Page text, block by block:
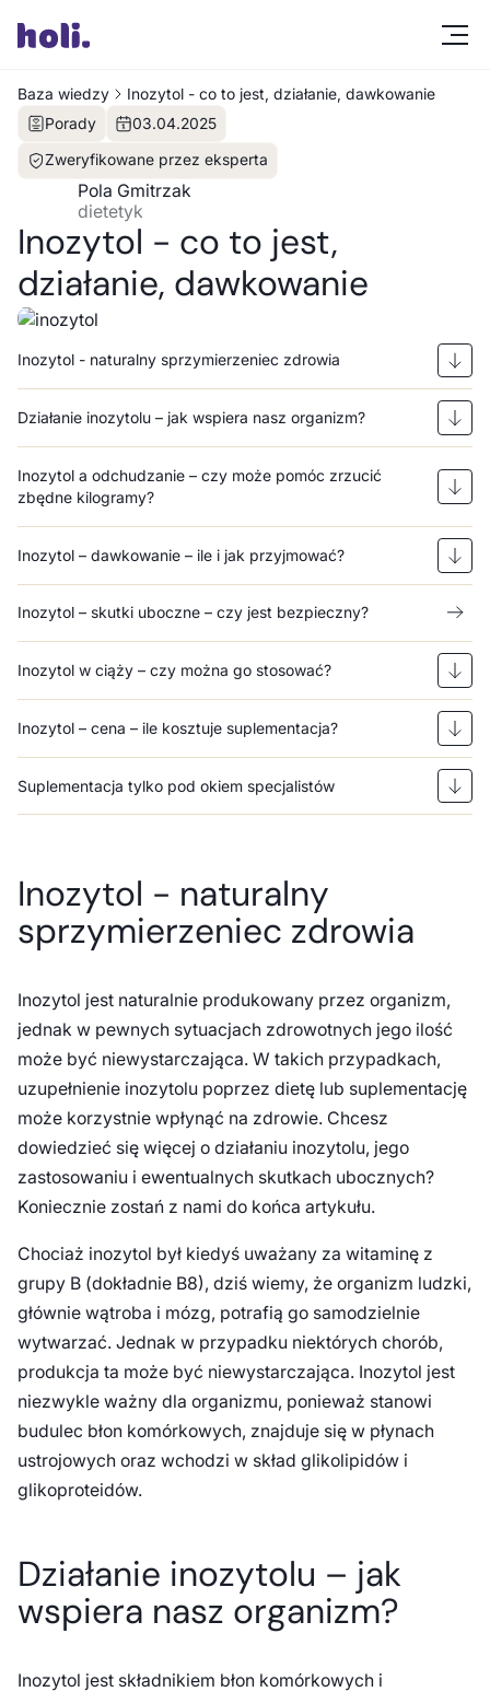
Baza wiedzy Inozytol - co to jest, działanie, dawkowanie
Pola Gmitrzak
dietetyk
Porady 03.04.2025
Zweryfikowane przez eksperta
Inozytol - co to jest,
działanie, dawkowanie
Inozytol - naturalny sprzymierzeniec zdrowia
Działanie inozytolu – jak wspiera nasz organizm?
Inozytol a odchudzanie – czy może pomóc zrzucić
zbędne kilogramy?
Inozytol – dawkowanie – ile i jak przyjmować?
Inozytol – skutki uboczne – czy jest bezpieczny?
Inozytol w ciąży – czy można go stosować?
Inozytol – cena – ile kosztuje suplementacja?
Suplementacja tylko pod okiem specjalistów
Inozytol - naturalny
sprzymierzeniec zdrowia
Inozytol jest naturalnie produkowany przez organizm,
jednak w pewnych sytuacjach zdrowotnych jego ilość
może być niewystarczająca. W takich przypadkach,
uzupełnienie inozytolu poprzez dietę lub suplementację
może korzystnie wpłynąć na zdrowie. Chcesz
dowiedzieć się więcej o działaniu inozytolu, jego
zastosowaniu i ewentualnych skutkach ubocznych?
Koniecznie zostań z nami do końca artykułu.
Chociaż inozytol był kiedyś uważany za witaminę z
grupy B (dokładnie B8), dziś wiemy, że organizm ludzki,
głównie wątroba i mózg, potrafią go samodzielnie
wytwarzać. Jednak w przypadku niektórych chorób,
produkcja ta może być niewystarczająca. Inozytol jest
niezwykle ważny dla organizmu, ponieważ stanowi
budulec błon komórkowych, znajduje się w płynach
ustrojowych oraz wchodzi w skład glikolipidów i
glikoproteidów.
Działanie inozytolu – jak
wspiera nasz organizm?
Inozytol jest składnikiem błon komórkowych i